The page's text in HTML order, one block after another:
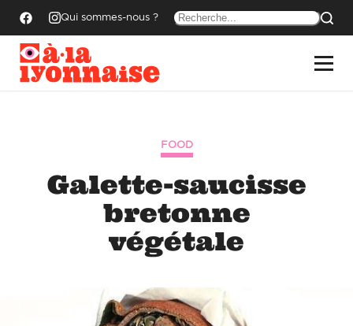
Qui sommes-nous ?
FOOD
Galette-saucisse
bretonne
végétale